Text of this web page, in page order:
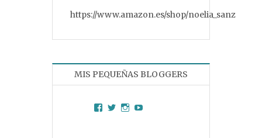
https://www.amazon.es/shop/noelia_sanz
MIS PEQUEÑAS BLOGGERS
Facebook
TwitterInstagram